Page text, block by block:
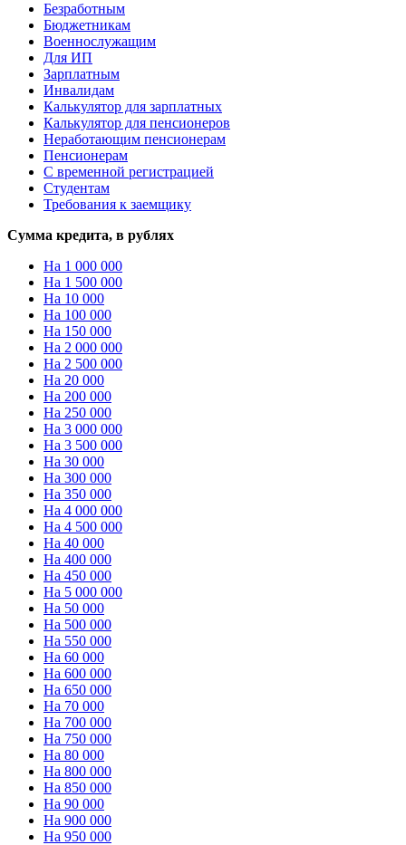
Безработным
Бюджетникам
Военнослужащим
Для ИП
Зарплатным
Инвалидам
Калькулятор для зарплатных
Калькулятор для пенсионеров
Неработающим пенсионерам
Пенсионерам
С временной регистрацией
Студентам
Требования к заемщику
Сумма кредита, в рублях
На 1 000 000
На 1 500 000
На 10 000
На 100 000
На 150 000
На 2 000 000
На 2 500 000
На 20 000
На 200 000
На 250 000
На 3 000 000
На 3 500 000
На 30 000
На 300 000
На 350 000
На 4 000 000
На 4 500 000
На 40 000
На 400 000
На 450 000
На 5 000 000
На 50 000
На 500 000
На 550 000
На 60 000
На 600 000
На 650 000
На 70 000
На 700 000
На 750 000
На 80 000
На 800 000
На 850 000
На 90 000
На 900 000
На 950 000